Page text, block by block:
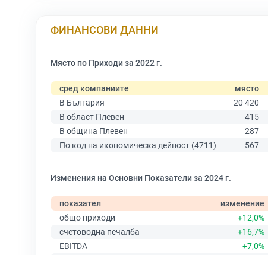
ФИНАНСОВИ ДАННИ
Място по Приходи за 2022 г.
сред компаниите място
В България
20 420
В област Плевен
415
В община Плевен
287
По код на икономическа дейност (4711)
567
Изменения на Основни Показатели за 2024 г.
показател
изменение
общо приходи
+12,0%
счетоводна печалба
+16,7%
EBITDA
+7,0%